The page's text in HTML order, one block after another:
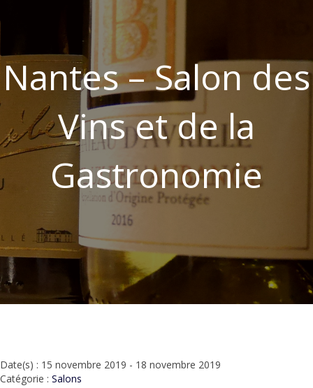
Nantes – Salon des
Vins et de la
Gastronomie
Date(s) : 15 novembre 2019 - 18 novembre 2019
Catégorie : Salons